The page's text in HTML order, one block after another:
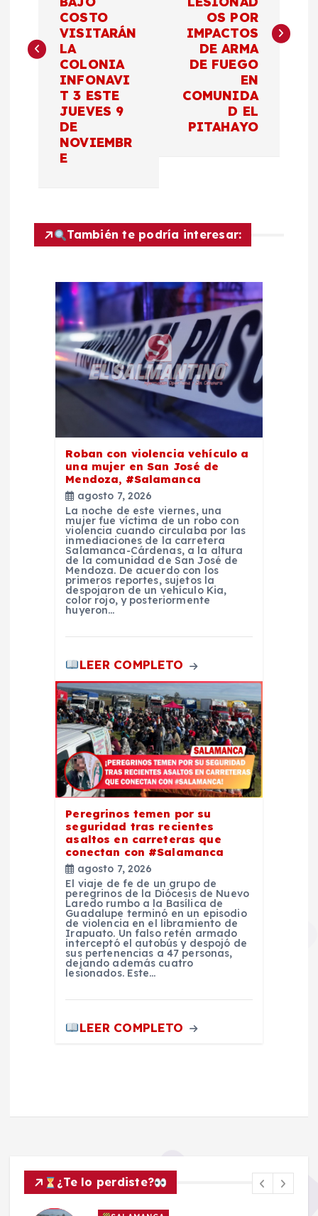
e
g
n
COSTO
VISITARÁN
LA
COLONIA
INFONAVI
T 3 ESTE
JUEVES 9
DE
NOVIEMBR
E
OS POR
IMPACTOS
DE ARMA
DE FUEGO
EN
COMUNIDA
D EL
PITAHAYO
También te podría interesar:
Roban con violencia vehículo a
una mujer en San José de
Mendoza, #Salamanca
agosto 7, 2026
La noche de este viernes, una
mujer fue víctima de un robo con
violencia cuando circulaba por las
inmediaciones de la carretera
Salamanca-Cárdenas, a la altura
de la comunidad de San José de
Mendoza. De acuerdo con los
primeros reportes, sujetos la
despojaron de un vehículo Kia,
color rojo, y posteriormente
huyeron…
LEER COMPLETO
Peregrinos temen por su
seguridad tras recientes
asaltos en carreteras que
conectan con #Salamanca
agosto 7, 2026
El viaje de fe de un grupo de
peregrinos de la Diócesis de Nuevo
Laredo rumbo a la Basílica de
Guadalupe terminó en un episodio
de violencia en el libramiento de
Irapuato. Un falso retén armado
interceptó el autobús y despojó de
sus pertenencias a 47 personas,
dejando además cuatro
lesionados. Este…
LEER COMPLETO
¿Te lo perdiste?